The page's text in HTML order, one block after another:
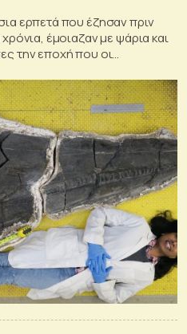
ερπετά που έζησαν πριν
έμοιαζαν με ψάρια και
την εποχή που οι